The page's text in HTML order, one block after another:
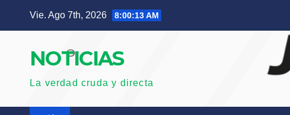
Vie. Ago 7th, 2026 8:00:14 AM
NOTICIAS
La verdad cruda y directa